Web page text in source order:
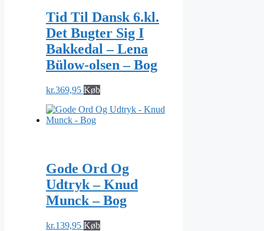
Tid Til Dansk 6.kl.
Det Bugter Sig I
Bakkedal – Lena
Bülow-olsen – Bog
kr.369,95 Køb
Gode Ord Og
Udtryk – Knud
Munck – Bog
kr.139,95 Køb